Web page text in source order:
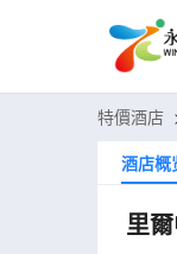
特價酒店
酒店概
里